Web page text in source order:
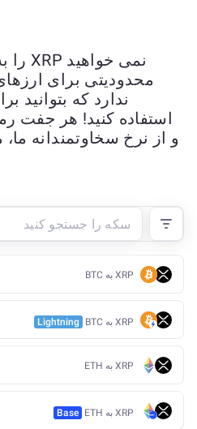
محدودیتی برای
ندارد که بتوانید
استفاده کنید! هر جفت
و از نرخ سخاوتمندانه
XRP به BTC
XRP به BTC Lightning
XRP به ETH
XRP به ETH Base